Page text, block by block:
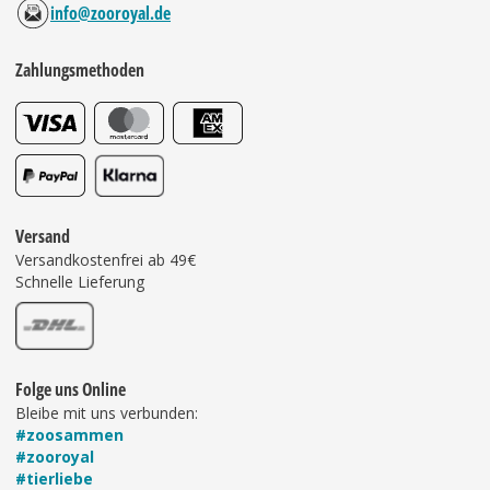
info@zooroyal.de
Zahlungsmethoden
Versand
Versandkostenfrei ab 49€
Schnelle Lieferung
Folge uns Online
Bleibe mit uns verbunden:
#zoosammen
#zooroyal
#tierliebe